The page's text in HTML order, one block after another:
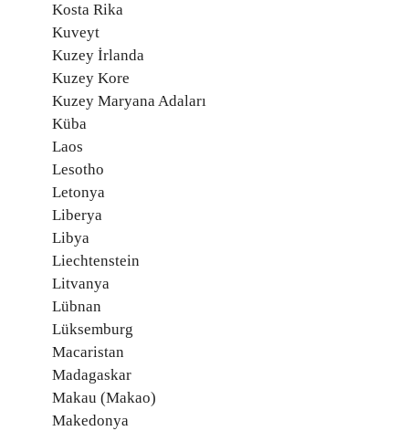
Kosta Rika
Kuveyt
Kuzey İrlanda
Kuzey Kore
Kuzey Maryana Adaları
Küba
Laos
Lesotho
Letonya
Liberya
Libya
Liechtenstein
Litvanya
Lübnan
Lüksemburg
Macaristan
Madagaskar
Makau (Makao)
Makedonya